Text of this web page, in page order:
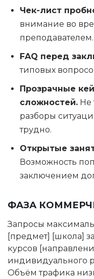
Чек-лист
внимание во
преподавателем.
FAQ перед
типовых
Прозрачные
сложностей. Не
разборы
трудно.
Открытые
Возможность
заключением
ФАЗА
Запросы
[предмет] [школа]
курсов
индивидуального
Объём трафика